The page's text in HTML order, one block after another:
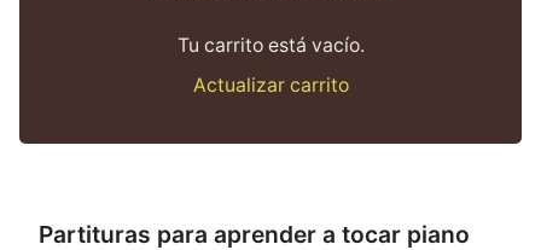
Tu carrito está vacío.
Actualizar carrito
Partituras para aprender a tocar piano